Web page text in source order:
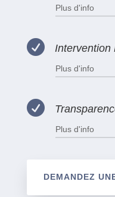
Plus d'info
 Intervention
Plus d'info

Plus d'info
DEMANDEZ